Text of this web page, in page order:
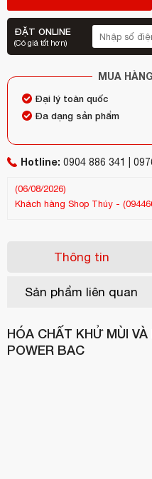
ĐẶT ONLINE
(Có giá tốt hơn)
MUA
Đại lý toàn quốc
Đa dạng sản phẩm
Hotline: 0904 886 341 |
Khách hàngpham thị ngọc -
Khách hàng
(13/07/2026)
Thông tin
Sản phẩm liên quan
HÓA CHẤT KHỬ MÙI
POWER BAC